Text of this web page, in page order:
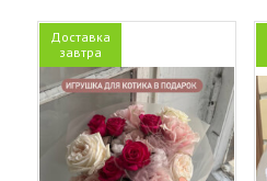
Доставка
завтра